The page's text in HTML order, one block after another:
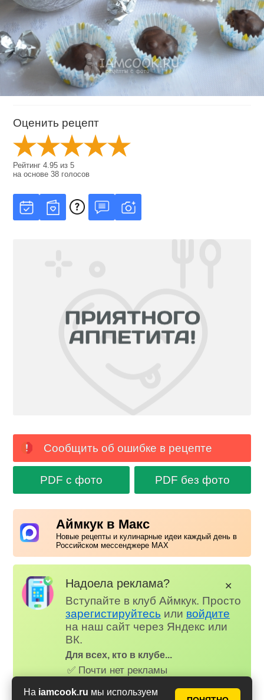
На iamcook.ru мы используем
Оценить рецепт
Рейтинг4.95 из5
на основе38 голосов
Сообщить об ошибке в рецепте
PDF с фото PDF без фото
Аймкук в Макс
Новые рецепты и кулинарные идеи каждый день в
Российском мессенджере MAX
Надоела реклама?
Вступайте в клуб Аймкук. Просто
зарегистируйтесь или войдите
на наш сайт через Яндекс или
ВК.
Для всех, кто в клубе...
✅ Почти нет рекламы
🤩 Планер питания
✕